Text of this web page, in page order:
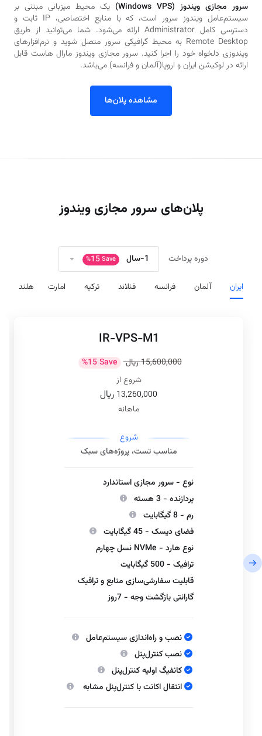
سرور مجازی ویندوز (Windows VPS)
یک محیط میزبانی مبتنی بر
سیستم‌عامل ویندوز سرور است، که با منابع اختصاصی، IP ثابت و
دسترسی کامل Administrator ارائه می‌شود. شما می‌توانید از طریق
Remote Desktop به محیط گرافیکی سرور متصل شوید و نرم‌افزارهای
ویندوزی دلخواه خود را اجرا کنید. سرور مجازی ویندوز مارال هاست قابل
ارائه در لوکیشن ایران و اروپا(آلمان و فرانسه) می‌باشد.
مشاهده پلان‌ها
پلان‌های سرور مجازی ویندوز
ایران آلمان فرانسه فنلاند ترکیه امارت هلند
دوره پرداخت 1-سال Save
15
%
IR-VPS-M1
15,600,000 ريال Save
15
%
شروع از
13,260,000 ريال
ماهانه
شروع
مناسب تست، پروژه‌های سبک
نوع - سرور مجازی استاندارد
پردازنده - 3 هسته
رم - 8 گیگابایت
فضای دیسک - 45 گیگابایت
نوع هارد - NVMe نسل چهارم
ترافیک - 500 گیگابایت
قابلیت سفارشی‌سازی منابع و ترافیک
گارانتی بازگشت وجه - 7روز
نصب و راه‌اندازی سیستم‌عامل
نصب کنترل‌پنل
کانفیگ اولیه کنترل‌پنل
انتقال اکانت با کنترل‌پنل مشابه